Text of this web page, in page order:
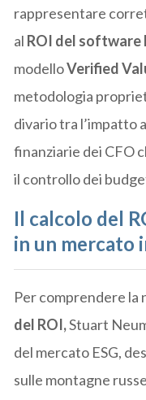
rappresentare
al ROI del software
modelloVerified
metodologia
divario tra l’impatto
finanziarie dei CFO
il controllo dei
Il calcolo del
in un mercato
Per comprendere la
del ROI,Stuart
del mercato ESG,
sulle montagne